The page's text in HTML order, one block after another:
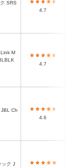
4.7
4.7
4.6